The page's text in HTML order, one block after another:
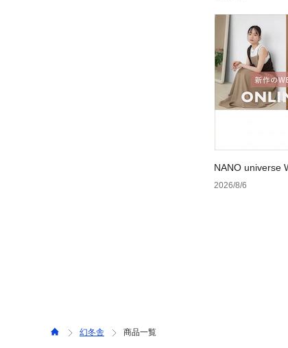
NANO universe
2026/8/6
幻冬舎 商品一覧